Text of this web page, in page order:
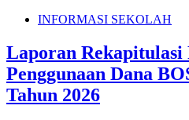
INFORMASI SEKOLAH
Laporan Rekapitulasi
Penggunaan Dana
Tahun 2026